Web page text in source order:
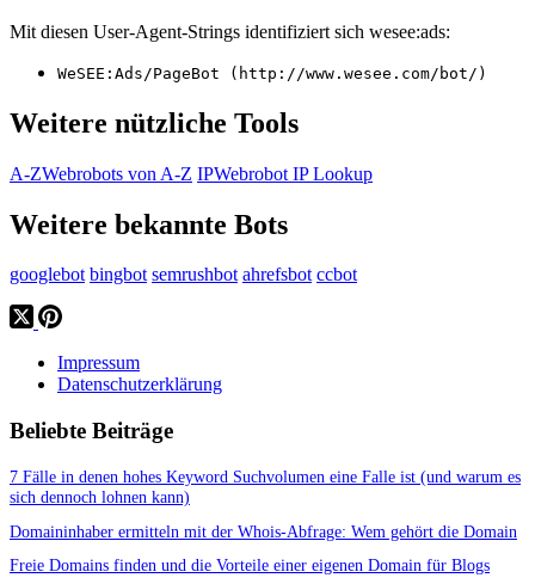
Mit diesen User-Agent-Strings identifiziert sich wesee:ads:
WeSEE:Ads/PageBot (http://www.wesee.com/bot/)
Weitere nützliche Tools
A-ZWebrobots von A-Z IPWebrobot IP Lookup
Weitere bekannte Bots
googlebot bingbot semrushbot ahrefsbot ccbot
Impressum
Datenschutzerklärung
Beliebte Beiträge
7 Fälle in denen hohes Keyword Suchvolumen eine Falle ist (und warum es
sich dennoch lohnen kann)
Domaininhaber ermitteln mit der Whois-Abfrage: Wem gehört die Domain
Freie Domains finden und die Vorteile einer eigenen Domain für Blogs